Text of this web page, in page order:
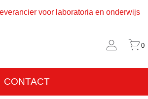
voor laboratoria en onderwijs
0
CONTACT